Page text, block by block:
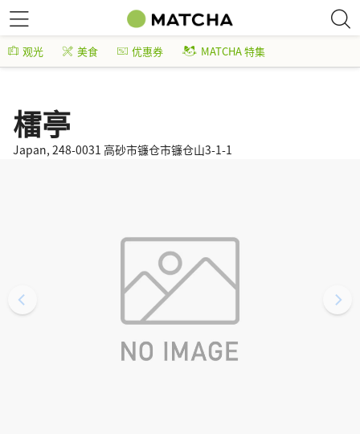
观光 美食 优惠券 MATCHA 特集
檑亭
Japan, 248-0031 高砂市镰仓市镰仓山3-1-1